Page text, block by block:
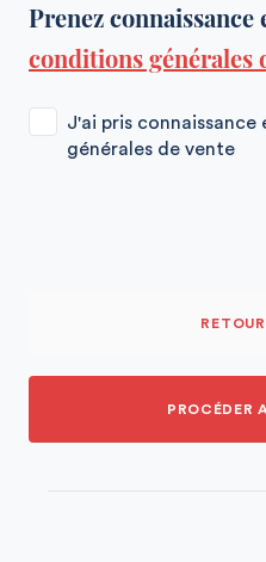
Prenez connaissance
conditions générales
J'ai pris
générales de vente
PROCÉDER